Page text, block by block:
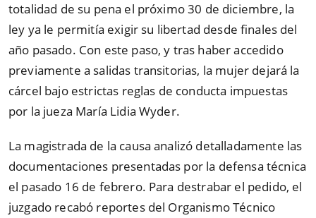
totalidad de su pena el próximo 30 de diciembre, la
ley ya le permitía exigir su libertad desde finales del
año pasado. Con este paso, y tras haber accedido
previamente a salidas transitorias, la mujer dejará la
cárcel bajo estrictas reglas de conducta impuestas
por la jueza María Lidia Wyder.
La magistrada de la causa analizó detalladamente las
documentaciones presentadas por la defensa técnica
el pasado 16 de febrero. Para destrabar el pedido, el
juzgado recabó reportes del Organismo Técnico